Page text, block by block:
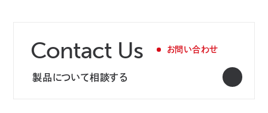
Contact Us お問い合わせ
製品について相談する